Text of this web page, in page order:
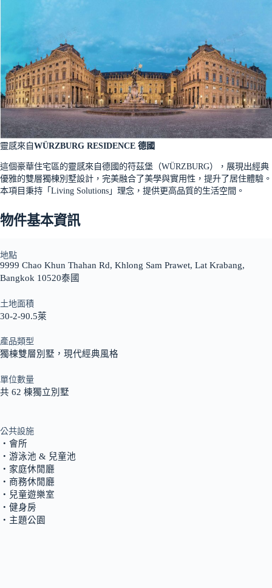
靈感來自WÜRZBURG RESIDENCE 德國
這個豪華住宅區的靈感來自德國的符茲堡（WÜRZBURG），展現出經典
優雅的雙層獨棟別墅設計，完美融合了美學與實用性，提升了居住體驗。
本項目秉持「Living Solutions」理念，提供更高品質的生活空間。
物件基本資訊
地點
9999 Chao Khun Thahan Rd, Khlong Sam Prawet, Lat Krabang,
Bangkok 10520泰國
土地面積
30-2-90.5萊
產品類型
獨棟雙層別墅，現代經典風格
單位數量
共 62 棟獨立別墅
公共設施
‧會所
‧游泳池 & 兒童池
‧家庭休閒廳
‧商務休閒廳
‧兒童遊樂室
‧健身房
‧主題公園